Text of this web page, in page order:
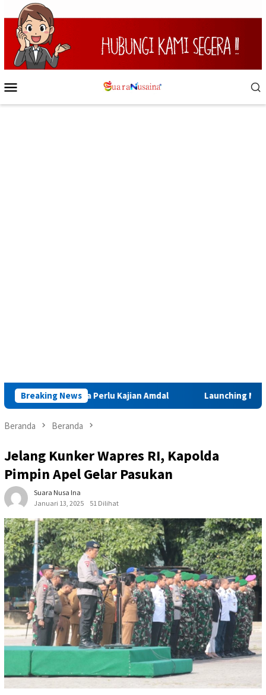
Loncat
ke
konten
Mobile
Breaking News
Iha Perlu Kajian Amdal Launching Muktamar VIII
Beranda Beranda
Jelang Kunker Wapres RI, Kapolda
Pimpin Apel Gelar Pasukan
Suara Nusa Ina
Januari 13, 2025
51 Dilihat